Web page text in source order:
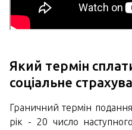
Який термін
соціальне
Граничний термін подання
рік - 20 число